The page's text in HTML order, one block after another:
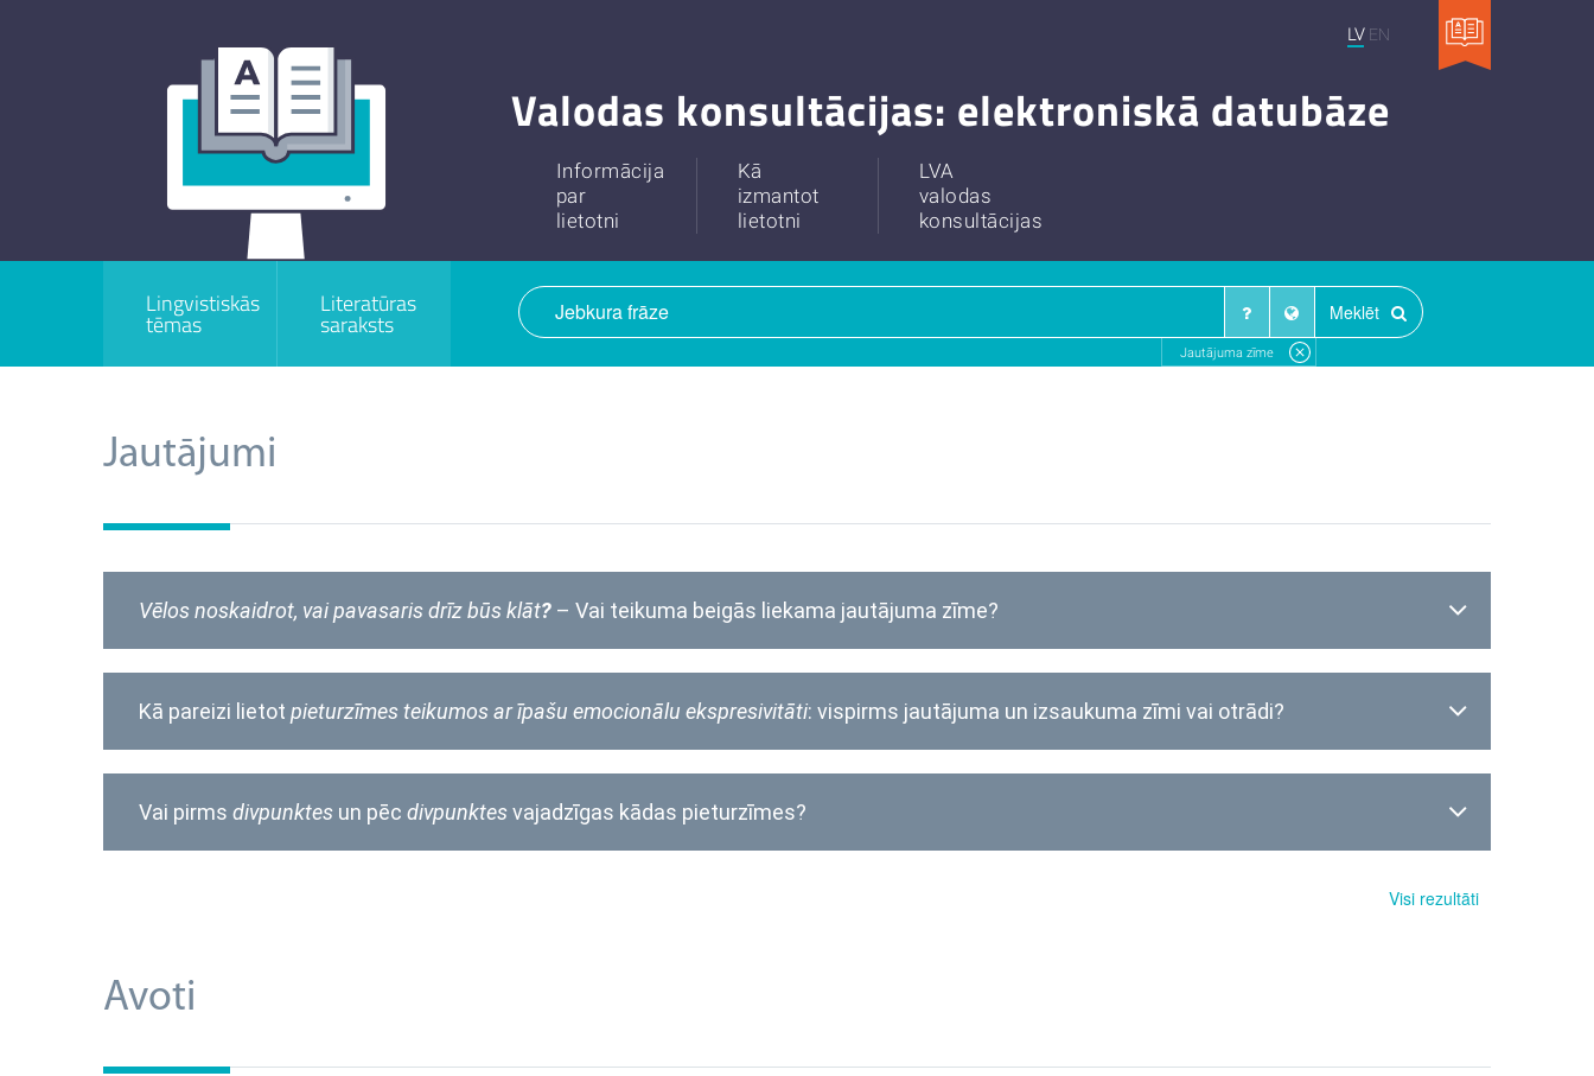
LV EN
Valodas konsultācijas: elektroniskā datubāze
Informācija
par
lietotni
Kā
izmantot
lietotni
LVA
valodas
konsultācijas
Lingvistiskās
tēmas
Literatūras
saraksts Meklēt
Jautājuma zīme
Jautājumi
Vēlos noskaidrot, vai pavasaris drīz būs klāt? – Vai teikuma beigās liekama jautājuma zīme?
Kā pareizi lietot pieturzīmesteikumos ar īpašu emocionālu ekspresivitāti: vispirms jautājuma un izsaukuma zīmi vai otrādi?
Vai pirms divpunktes un pēc divpunktesvajadzīgas kādas pieturzīmes?
Visi rezultāti
Avoti